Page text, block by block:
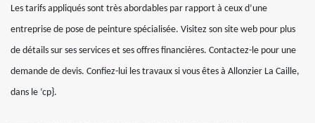
Les tarifs appliqués sont très abordables par rapport à ceux d’une
entreprise de pose de peinture spécialisée. Visitez son site web pour plus
de détails sur ses services et ses offres financières. Contactez-le pour une
demande de devis. Confiez-lui les travaux si vous êtes à Allonzier La Caille,
dans le ‘cp}.